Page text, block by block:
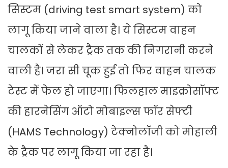
सिस्टम (driving test smart system) को
लागू किया जाने वाला है। ये सिस्टम वाहन
चालकों से लेकर ट्रैक तक की निगरानी करने
वाली है। जरा सी चूक हुई तो फिर वाहन चालक
टेस्ट में फेल हो जाएगा। फिलहाल माइक्रोसॉफ्ट
की हारनेसिंग ऑटो मोबाइल्स फॉर सेफ्टी
(HAMS Technology) टेक्नोलॉजी को मोहाली
के ट्रैक पर लागू किया जा रहा है।